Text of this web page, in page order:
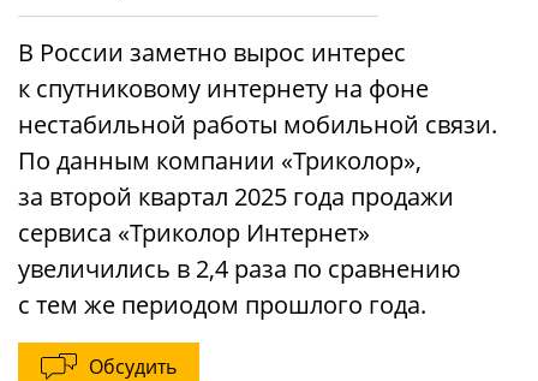
В России заметно вырос интерес
к спутниковому интернету на фоне
нестабильной работы мобильной связи.
По данным компании «Триколор»,
за второй квартал 2025 года продажи
сервиса «Триколор Интернет»
увеличились в 2,4 раза по сравнению
с тем же периодом прошлого года.
Обсудить